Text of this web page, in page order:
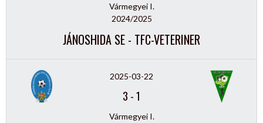
Vármegyei I.
2024/2025
JÁNOSHIDA SE - TFC-VETERINER
2025-03-22
3 -1
Vármegyei I.